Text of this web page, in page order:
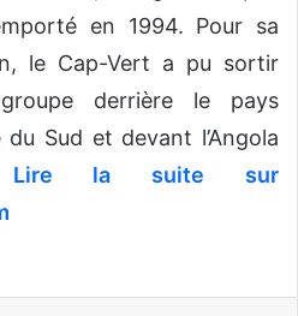
en 1994. Pour sa
le Cap-Vert a pu sortir
derrière le pays
du Sud et devant l’Angola
Lire la suite sur